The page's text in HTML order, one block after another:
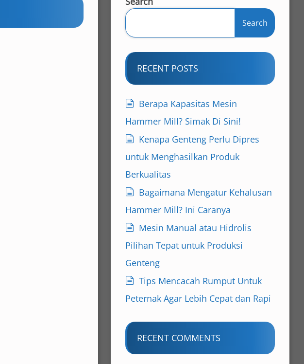
Search
RECENT POSTS
Berapa Kapasitas Mesin
Hammer Mill? Simak Di Sini!
Kenapa Genteng Perlu Dipres
untuk Menghasilkan Produk
Berkualitas
Bagaimana Mengatur Kehalusan
Hammer Mill? Ini Caranya
Mesin Manual atau Hidrolis
Pilihan Tepat untuk Produksi
Genteng
Tips Mencacah Rumput Untuk
Peternak Agar Lebih Cepat dan Rapi
RECENT COMMENTS